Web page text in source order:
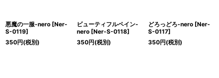
悪魔の一服-nero [Ner-
S-0119]
350円(税別)
ビューティフルペイン-
nero [Ner-S-0118]
350円(税別)
どろっどろ-nero [Ner-
S-0117]
350円(税別)